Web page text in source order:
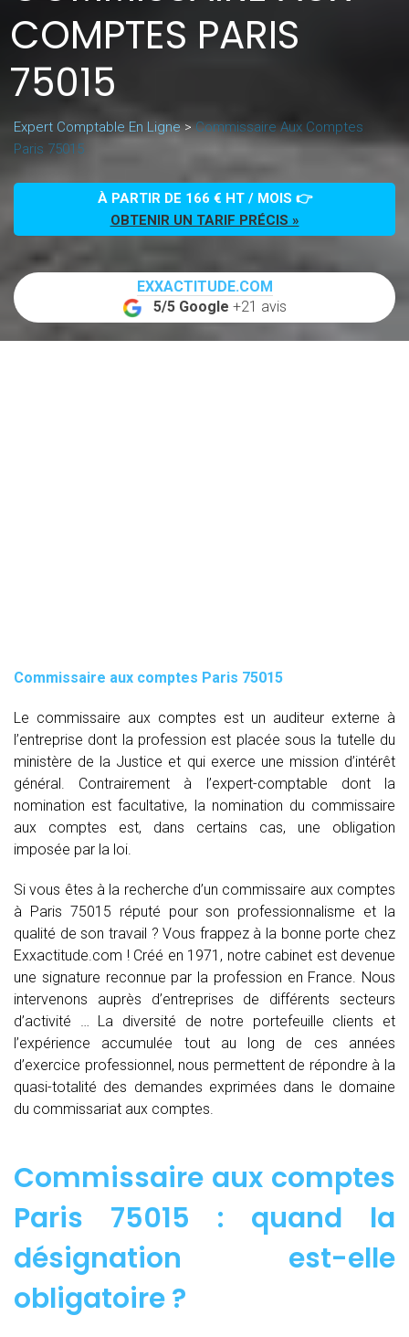
COMPTES PARIS
75015
Expert Comptable En Ligne>Commissaire Aux Comptes
Paris 75015
À PARTIR DE 166 € HT / MOIS 👉
OBTENIR UN TARIF PRÉCIS »
EXXACTITUDE.COM
5/5 Google +21 avis
Commissaire aux comptes Paris 75015
Le commissaire aux comptes est un auditeur externe à
l’entreprise dont la profession est placée sous la tutelle du
ministère de la Justice et qui exerce une mission d’intérêt
général. Contrairement à l’expert-comptable dont la
nomination est facultative, la nomination du commissaire
aux comptes est, dans certains cas, une obligation
imposée par la loi.
Si vous êtes à la recherche d’un commissaire aux comptes
à Paris 75015 réputé pour son professionnalisme et la
qualité de son travail ? Vous frappez à la bonne porte chez
Exxactitude.com ! Créé en 1971, notre cabinet est devenue
une signature reconnue par la profession en France. Nous
intervenons auprès d’entreprises de différents secteurs
d’activité … La diversité de notre portefeuille clients et
l’expérience accumulée tout au long de ces années
d’exercice professionnel, nous permettent de répondre à la
quasi-totalité des demandes exprimées dans le domaine
du commissariat aux comptes.
Commissaire aux comptes
Paris 75015 : quand la
désignation est-elle
obligatoire ?